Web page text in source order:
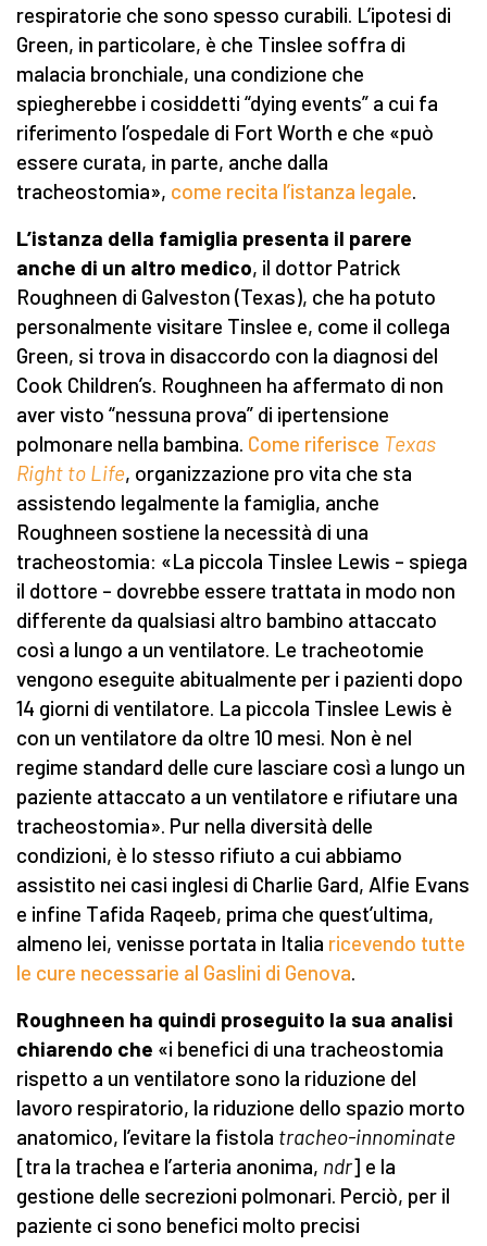
respiratorie che sono spesso curabili. L’ipotesi di
Green, in particolare, è che Tinslee soffra di
malacia bronchiale, una condizione che
spiegherebbe i cosiddetti “dying events” a cui fa
riferimento l’ospedale di Fort Worth e che «può
essere curata, in parte, anche dalla
tracheostomia», come recita l’istanza legale.
L’istanza della famiglia presenta il parere
anche di un altro medico, il dottor Patrick
Roughneen di Galveston (Texas), che ha potuto
personalmente visitare Tinslee e, come il collega
Green, si trova in disaccordo con la diagnosi del
Cook Children’s. Roughneen ha affermato di non
aver visto “nessuna prova” di ipertensione
polmonare nella bambina. Come riferisce Texas
Right to Life, organizzazione pro vita che sta
assistendo legalmente la famiglia, anche
Roughneen sostiene la necessità di una
tracheostomia: «La piccola Tinslee Lewis – spiega
il dottore – dovrebbe essere trattata in modo non
differente da qualsiasi altro bambino attaccato
così a lungo a un ventilatore. Le tracheotomie
vengono eseguite abitualmente per i pazienti dopo
14 giorni di ventilatore. La piccola Tinslee Lewis è
con un ventilatore da oltre 10 mesi. Non è nel
regime standard delle cure lasciare così a lungo un
paziente attaccato a un ventilatore e rifiutare una
tracheostomia». Pur nella diversità delle
condizioni, è lo stesso rifiuto a cui abbiamo
assistito nei casi inglesi di Charlie Gard, Alfie Evans
e infine Tafida Raqeeb, prima che quest’ultima,
almeno lei, venisse portata in Italia ricevendo tutte
le cure necessarie al Gaslini di Genova.
Roughneen ha quindi proseguito la sua analisi
chiarendo che «i benefici di una tracheostomia
rispetto a un ventilatore sono la riduzione del
lavoro respiratorio, la riduzione dello spazio morto
anatomico, l’evitare la fistola tracheo-innominate
[tra la trachea e l’arteria anonima, ndr] e la
gestione delle secrezioni polmonari. Perciò, per il
paziente ci sono benefici molto precisi